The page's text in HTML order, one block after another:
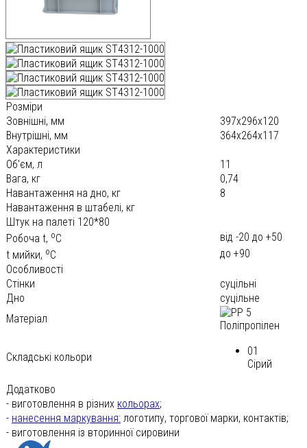
Розміри
Зовнішні, мм
397х296х120
Внутрішні, мм
364х264х117
Характеристики
Об'єм, л
11
Вага, кг
0,74
Навантаження на дно, кг
8
Навантаження в штабелі, кг
Штук на палеті 120*80
Робоча t, oС
від -20 до +50
t мийки, oС
до +90
Особливості
Стінки
суцільні
Дно
суцільне
Матеріал
Поліпропілен
Складські кольори
01
Сірий
Додатково
- виготовлення в різних кольорах;
- нанесення маркування: логотипу, торгової марки, контактів;
- виготовлення із вторинної сировини